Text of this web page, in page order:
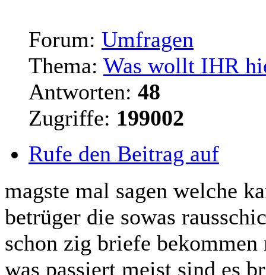
Forum: Umfragen
Thema: Was wollt IHR
Antworten: 48
Zugriffe: 199002
Rufe den Beitrag auf
magste mal sagen welche
betrüger die sowas
schon zig briefe
was passiert meist sind es